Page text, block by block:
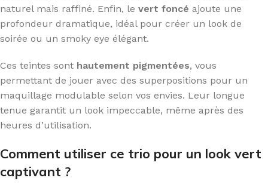
naturel mais raffiné. Enfin, le vert foncé ajoute une
profondeur dramatique, idéal pour créer un look de
soirée ou un smoky eye élégant.
Ces teintes sont hautement pigmentées, vous
permettant de jouer avec des superpositions pour un
maquillage modulable selon vos envies. Leur longue
tenue garantit un look impeccable, même après des
heures d’utilisation.
Comment utiliser ce trio pour un look vert
captivant ?